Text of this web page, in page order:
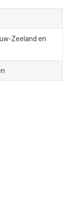
Zeeland en